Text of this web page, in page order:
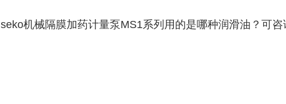
seko机械隔膜加药计量泵MS1系列用的是哪种润滑油？可咨